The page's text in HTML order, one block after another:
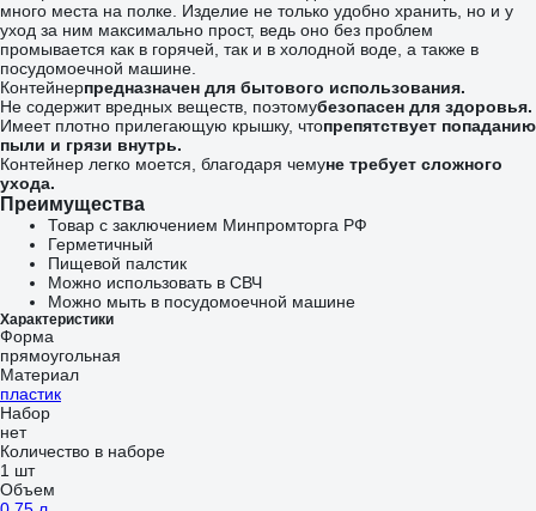
много места на полке. Изделие не только удобно хранить, но и у
уход за ним максимально прост, ведь оно без проблем
промывается как в горячей, так и в холодной воде, а также в
посудомоечной машине.
Контейнерпредназначен для бытового использования.
Не содержит вредных веществ, поэтомубезопасен для здоровья.
Имеет плотно прилегающую крышку, чтопрепятствует попаданию
пыли и грязи внутрь.
Контейнер легко моется, благодаря чемуне требует сложного
ухода.
Преимущества
Товар с заключением Минпромторга РФ
Герметичный
Пищевой палстик
Можно использовать в СВЧ
Можно мыть в посудомоечной машине
Характеристики
Форма
прямоугольная
Материал
пластик
Набор
нет
Количество в наборе
1 шт
Объем